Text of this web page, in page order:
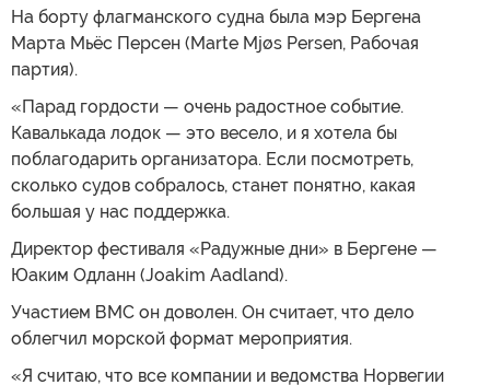
На борту флагманского судна была мэр Бергена
Марта Мьёс Персен (Marte Mjøs Persen, Рабочая
партия).
«Парад гордости — очень радостное событие.
Кавалькада лодок — это весело, и я хотела бы
поблагодарить организатора. Если посмотреть,
сколько судов собралось, станет понятно, какая
большая у нас поддержка.
Директор фестиваля «Радужные дни» в Бергене —
Юаким Одланн (Joakim Aadland).
Участием ВМС он доволен. Он считает, что дело
облегчил морской формат мероприятия.
«Я считаю, что все компании и ведомства Норвегии